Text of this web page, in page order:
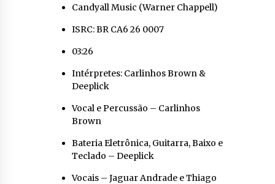
Candyall Music (Warner Chappell)
ISRC: BR CA6 26 0007
03:26
Intérpretes: Carlinhos Brown &
Deeplick
Vocal e Percussão – Carlinhos
Brown
Bateria Eletrônica, Guitarra, Baixo e
Teclado – Deeplick
Vocais – Jaguar Andrade e Thiago